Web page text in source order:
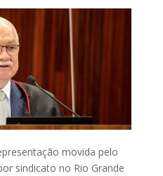
movida pelo
sindicato no Rio Grande